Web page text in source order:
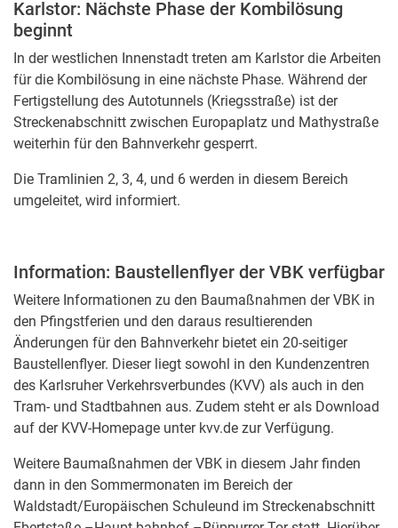
Karlstor: Nächste Phase der Kombilösung
beginnt
In der westlichen Innenstadt treten am Karlstor die Arbeiten
für die Kombilösung in eine nächste Phase. Während der
Fertigstellung des Autotunnels (Kriegsstraße) ist der
Streckenabschnitt zwischen Europaplatz und Mathystraße
weiterhin für den Bahnverkehr gesperrt.
Die Tramlinien 2, 3, 4, und 6 werden in diesem Bereich
umgeleitet, wird informiert.
Information: Baustellenflyer der VBK verfügbar
Weitere Informationen zu den Baumaßnahmen der VBK in
den Pfingstferien und den daraus resultierenden
Änderungen für den Bahnverkehr bietet ein 20-seitiger
Baustellenflyer. Dieser liegt sowohl in den Kundenzentren
des Karlsruher Verkehrsverbundes (KVV) als auch in den
Tram- und Stadtbahnen aus. Zudem steht er als Download
auf der KVV-Homepage unter kvv.de zur Verfügung.
Weitere Baumaßnahmen der VBK in diesem Jahr finden
dann in den Sommermonaten im Bereich der
Waldstadt/Europäischen Schuleund im Streckenabschnitt